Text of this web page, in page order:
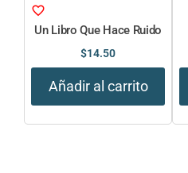
Un Libro Que Hace Ruido
$14.50
Añadir al carrito